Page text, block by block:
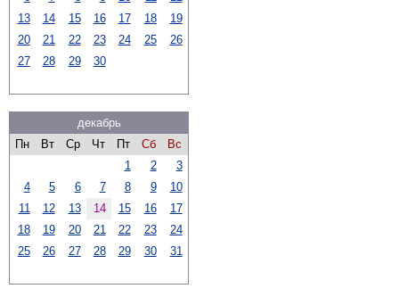
13
14 15 16 17 18
19
20
21 22 23 24 25
26
27
28 29 30
декабрь
Пн
Вт Ср Чт Пт Сб
Вс
1
2
3
4
5 6 7 8 9
10
11
12 13 14 15 16
17
18
19 20 21 22 23
24
25
26 27 28 29 30 31